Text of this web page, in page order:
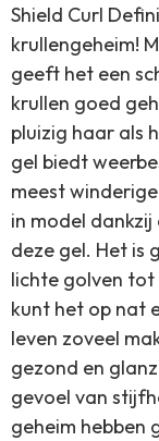
Shield Curl
krullengeheim!
geeft het een
krullen goed
pluizig haar als
gel biedt
meest
in model
deze gel. Het is
lichte golven tot
kunt het op nat
leven zoveel
gezond en
gevoel van
geheim hebben